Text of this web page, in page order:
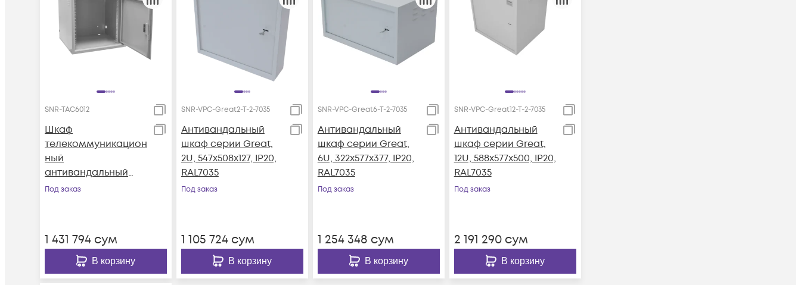
SNR-TAC6012
Шкаф
телекоммуникацион
ный
антивандальный
SNR-TAC6012
Под заказ
1 431 794 сум
В корзину
SNR-VPC-Great2-T-2-7035
Антивандальный
шкаф серии Great,
2U, 547х508х127, IP20,
RAL7035
Под заказ
1 105 724сум
В корзину
SNR-VPC-Great6-T-2-7035
Антивандальный
шкаф серии Great,
6U, 322х577х377, IP20,
RAL7035
Под заказ
1 254 348 сум
В корзину
SNR-VPC-Great12-T-2-7035
Антивандальный
шкаф серии Great,
12U, 588х577х500, IP20,
RAL7035
Под заказ
2 191 290сум
В корзину